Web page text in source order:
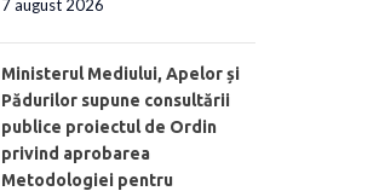
7 august 2026
Ministerul Mediului, Apelor și
Pădurilor supune consultării
publice proiectul de Ordin
privind aprobarea
Metodologiei pentru